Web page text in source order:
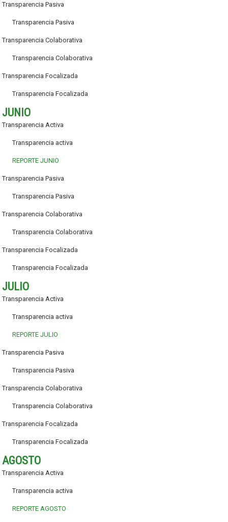
Transparencia Pasiva
Transparencia Pasiva
Transparencia Colaborativa
Transparencia Colaborativa
Transparencia Focalizada
Transparencia Focalizada
JUNIO
Transparencia Activa
Transparencia activa
REPORTE JUNIO
Transparencia Pasiva
Transparencia Pasiva
Transparencia Colaborativa
Transparencia Colaborativa
Transparencia Focalizada
Transparencia Focalizada
JULIO
Transparencia Activa
Transparencia activa
REPORTE JULIO
Transparencia Pasiva
Transparencia Pasiva
Transparencia Colaborativa
Transparencia Colaborativa
Transparencia Focalizada
Transparencia Focalizada
AGOSTO
Transparencia Activa
Transparencia activa
REPORTE AGOSTO